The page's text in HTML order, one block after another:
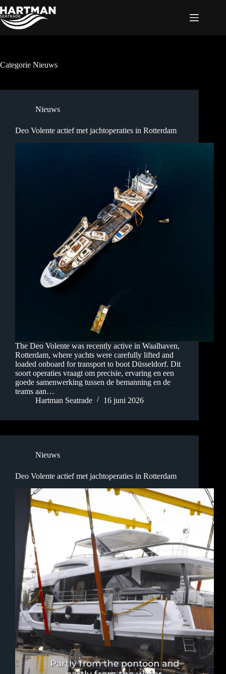
naar
de
inhoud
Categorie Nieuws
Nieuws
Deo Volente actief met jachtoperaties in Rotterdam
The Deo Volente was recently active in Waalhaven,
Rotterdam, where yachts were carefully lifted and
loaded onboard for transport to boot Düsseldorf. Dit
soort operaties vraagt om precisie, ervaring en een
goede samenwerking tussen de bemanning en de
teams aan…
Hartman Seatrade
16 juni 2026
Nieuws
Deo Volente actief met jachtoperaties in Rotterdam